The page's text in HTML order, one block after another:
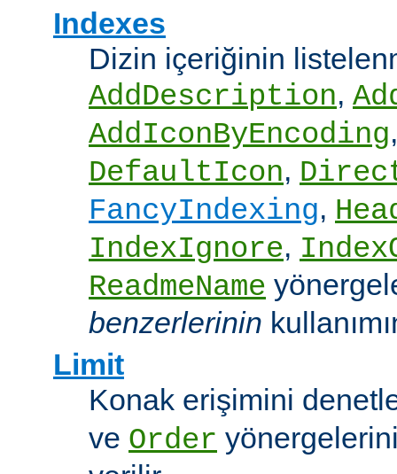
Indexes
Dizin içeriğinin
AddDescription,
AddIconByEncoding
DefaultIcon,
FancyIndexing,
IndexIgnore,
ReadmeName
benzerlerinin
Limit
Konak erişimini
ve Order